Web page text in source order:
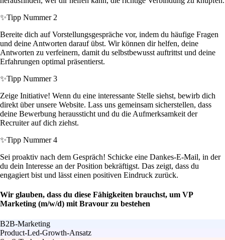
✨Tipp Nummer 2
Bereite dich auf Vorstellungsgespräche vor, indem du häufige Fragen
und deine Antworten darauf übst. Wir können dir helfen, deine
Antworten zu verfeinern, damit du selbstbewusst auftrittst und deine
Erfahrungen optimal präsentierst.
✨Tipp Nummer 3
Zeige Initiative! Wenn du eine interessante Stelle siehst, bewirb dich
direkt über unsere Website. Lass uns gemeinsam sicherstellen, dass
deine Bewerbung heraussticht und du die Aufmerksamkeit der
Recruiter auf dich ziehst.
✨Tipp Nummer 4
Sei proaktiv nach dem Gespräch! Schicke eine Dankes-E-Mail, in der
du dein Interesse an der Position bekräftigst. Das zeigt, dass du
engagiert bist und lässt einen positiven Eindruck zurück.
Wir glauben, dass du diese Fähigkeiten brauchst, um VP
Marketing (m/w/d) mit Bravour zu bestehen
B2B-Marketing
Product-Led-Growth-Ansatz